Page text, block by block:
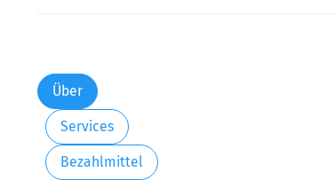
Über
Services
Bezahlmittel